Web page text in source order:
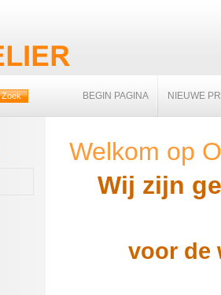
BEGIN PAGINA NIEUWE
Welkom op
Wij zijn
voor de